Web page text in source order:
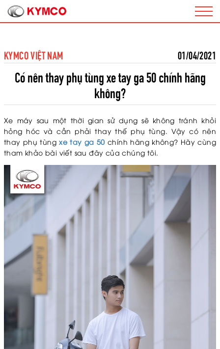
KYMCO VIỆT NAM 01/04/2021
Có nên thay phụ tùng xe tay ga 50 chính hãng
không?
Xe máy sau một thời gian sử dụng sẽ không tránh khỏi
hỏng hóc và cần phải thay thế phụ tùng. Vậy có nên
thay phụ tùngxe tay ga 50 chính hãng không? Hãy cùng
tham khảo bài viết sau đây của chúng tôi.